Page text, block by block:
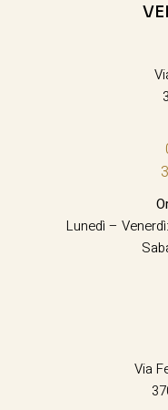
Lunedì –
Via